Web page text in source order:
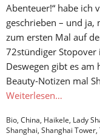
Abenteuer!“ habe ich
geschrieben – und ja,
zum ersten Mal auf
72stündiger Stopover
Deswegen gibt es am
Beauty-Notizen mal
Weiterlesen…
Bio, China, Haikele, Lady
Shanghai, Shanghai Tower,